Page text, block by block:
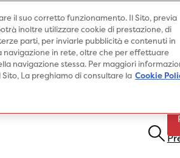
il suo corretto funzionamento. Il Sito, previa
inoltre utilizzare cookie di prestazione, di
parti, per inviarle pubblicità e contenuti in
navigazione in rete, oltre che per effettuare
navigazione stessa. Per maggiori
La preghiamo di consultare la Cookie